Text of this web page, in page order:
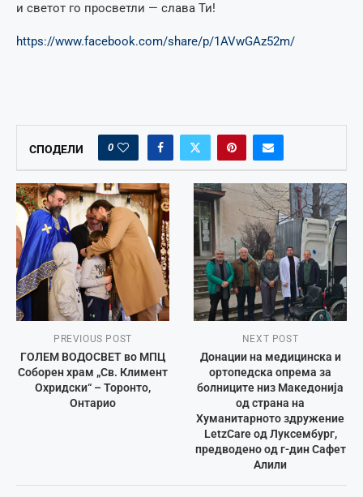
и светот го просветли — слава Ти!
https://www.facebook.com/share/p/1AVwGAz52m/
СПОДЕЛИ 0
PREVIOUS POST
ГОЛЕМ ВОДОСВЕТ во МПЦ
Соборен храм „Св. Климент
Охридски“ – Торонто,
Онтарио
NEXT POST
Донации на медицинска и
ортопедска опрема за
болниците низ Македонија
од страна на
Хуманитарното здружение
LetzCare од Луксембург,
предводено од г-дин Сафет
Алили